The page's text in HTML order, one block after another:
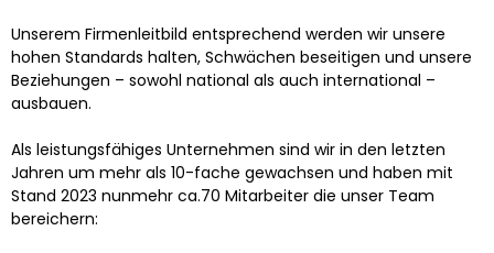
Unserem Firmenleitbild entsprechend werden wir unsere
hohen Standards halten, Schwächen beseitigen und unsere
Beziehungen – sowohl national als auch international –
ausbauen.
Als leistungsfähiges Unternehmen sind wir in den letzten
Jahren um mehr als 10-fache gewachsen und haben mit
Stand 2023 nunmehr ca.70 Mitarbeiter die unser Team
bereichern: